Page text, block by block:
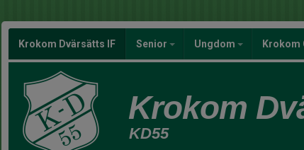
Krokom Dvärsätts IF Senior Ungdom Krokom
Krokom
KD55